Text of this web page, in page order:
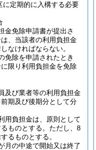
に定期的に入構する必要
金免除申請書が提出さ
、当該者の利用負担金
なければならない。
免除を申請されたとき
限り利用負担金を免除
及び業者等の利用負担金
期及び後期分として分
用負担金は、原則として
ものとする。 ただし、8
るものとする。
月の中途で開始又は終了